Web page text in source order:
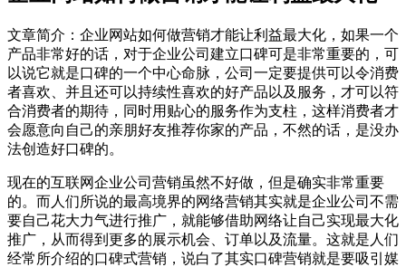
文章简介： 企业网站如何做营销才能让利益最大化，如果一个
产品非常好的话，对于企业公司建立口碑可是非常重要的，可
以说它就是口碑的一个中心命脉，公司一定要提供可以令消费
者喜欢、并且还可以持续性喜欢的好产品以及服务，才可以符
合消费者的期待，同时用贴心的服务作为支柱，这样消费者才
会愿意向自己的亲朋好友推荐你家的产品，不然的话，是没办
法创造好口碑的。
现在的互联网企业公司营销虽然不好做，但是确实非常重要
的。而人们所说的最高境界的网络营销其实就是企业公司不需
要自己花大力气进行推广，就能够借助网络让自己实现最大化
推广，从而得到更多的展示机会、订单以及流量。这就是人们
经常所介绍的口碑式营销，说白了其实口碑营销就是要吸引媒